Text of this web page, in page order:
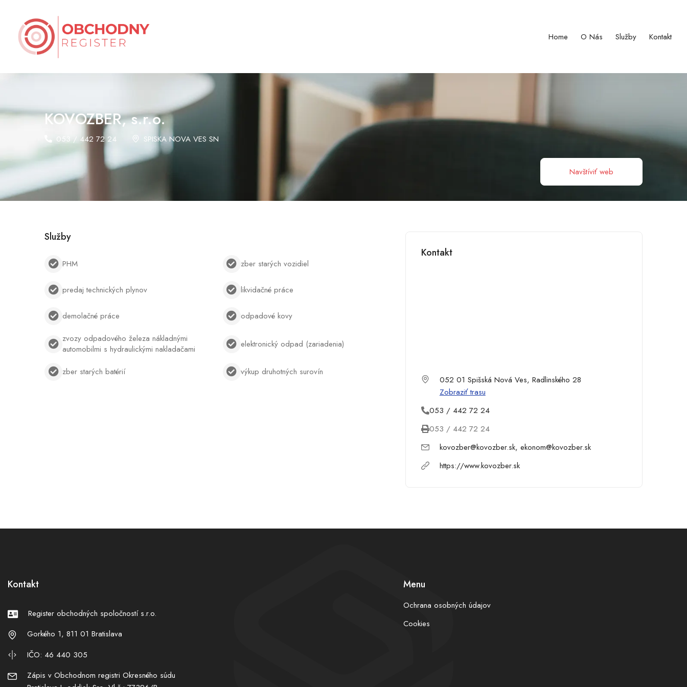
Home O Nás Služby Kontakt
KOVOZBER, s.r.o.
053 / 442 72 24 SPISKA NOVA VES SN
Navštíviť web
Služby
PHM zber starých vozidiel
predaj technických plynov likvidačné práce
demolačné práce
odpadové kovy
zvozy odpadového železa nákladnými
automobilmi s hydraulickými nakladačami
elektronický odpad (zariadenia)
zber starých batérií výkup druhotných surovín
Kontakt
052 01 Spišská Nová Ves, Radlinského 28
Zobraziť trasu
053 / 442 72 24
053 / 442 72 24
kovozber@kovozber.sk, ekonom@kovozber.sk
https://www.kovozber.sk
Kontakt
Register obchodných spoločností s.r.o.
Gorkého 1, 811 01 Bratislava
IČO: 46 440 305
Zápis v Obchodnom registri Okresného súdu
Menu
Ochrana osobných údajov
Cookies